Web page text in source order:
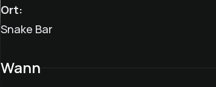
Ort:
Snake Bar
Wann